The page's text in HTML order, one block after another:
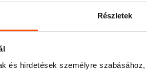
Részletek
és hirdetések személyre
a cseh ipar
is.